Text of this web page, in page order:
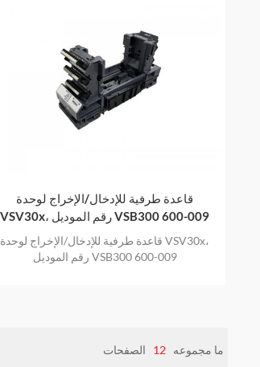
قاعدة طرفية للإدخال/الإخراج لوحدة
VSV30x، رقم الموديل VSB300 600-009
قاعدة طرفية للإدخال/الإخراج لوحدة VSV30x،
رقم الموديل VSB300 600-009
ما مجموعه 12 الصفحات